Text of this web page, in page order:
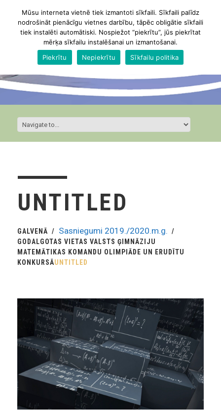
UNTITLED
GALVENĀ Sasniegumi 2019./2020.m.g.
GODALGOTAS VIETAS VALSTS ĢIMNĀZIJU
MATEMĀTIKAS KOMANDU OLIMPIĀDE UN ERUDĪTU
KONKURSĀUNTITLED
Mūsu interneta vietnē tiek izmantoti sīkfaili. Sīkfaili palīdz
nodrošināt pienācīgu vietnes darbību, tāpēc obligātie sīkfaili
tiek instalēti automātiski. Nospiežot “piekrītu”, jūs piekrītat
mērķa sīkfailu instalēšanai un izmantošanai.
Piekrītu
Nepiekrītu Sīkfailu politika